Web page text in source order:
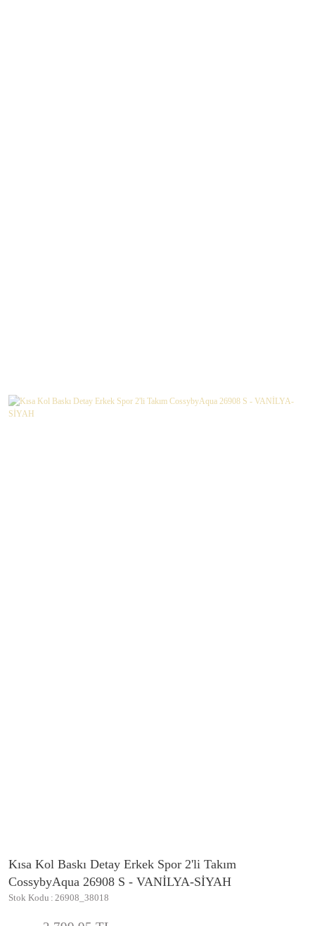
Kısa Kol Baskı Detay Erkek Spor 2'li Takım
CossybyAqua 26908 S - VANİLYA-SİYAH
Stok Kodu 26908_38018